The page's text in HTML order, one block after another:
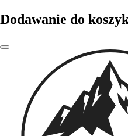
Dodawanie do